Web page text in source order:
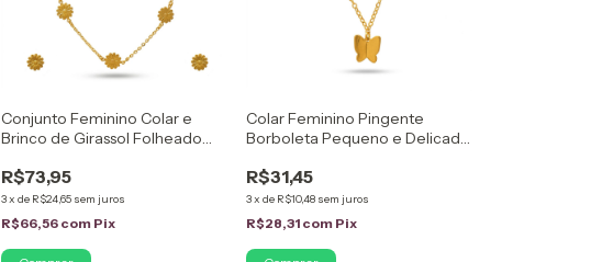
Conjunto Feminino Colar e
Brinco de Girassol Folheado
R$73,95
3xde R$24,65 sem juros
R$66,56 com Pix
Colar Feminino Pingente
Borboleta Pequeno e Delicado
R$31,45
3x de R$10,48 sem juros
R$28,31 com Pix